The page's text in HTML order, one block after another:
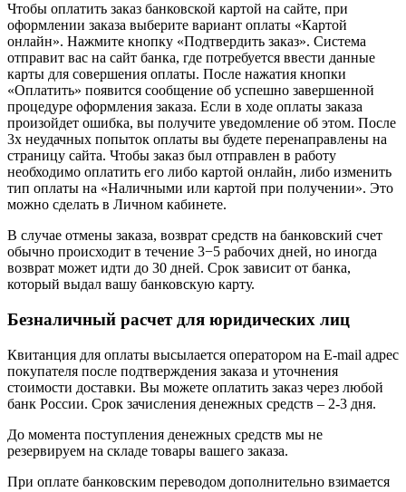
Чтобы оплатить заказ банковской картой на сайте, при
оформлении заказа выберите вариант оплаты «Картой
онлайн». Нажмите кнопку «Подтвердить заказ». Система
отправит вас на сайт банка, где потребуется ввести данные
карты для совершения оплаты. После нажатия кнопки
«Оплатить» появится сообщение об успешно завершенной
процедуре оформления заказа. Если в ходе оплаты заказа
произойдет ошибка, вы получите уведомление об этом. После
3х неудачных попыток оплаты вы будете перенаправлены на
страницу сайта. Чтобы заказ был отправлен в работу
необходимо оплатить его либо картой онлайн, либо изменить
тип оплаты на «Наличными или картой при получении». Это
можно сделать в Личном кабинете.
В случае отмены заказа, возврат средств на банковский счет
обычно происходит в течение 3−5 рабочих дней, но иногда
возврат может идти до 30 дней. Срок зависит от банка,
который выдал вашу банковскую карту.
Безналичный расчет для юридических лиц
Квитанция для оплаты высылается оператором на E-mail адрес
покупателя после подтверждения заказа и уточнения
стоимости доставки. Вы можете оплатить заказ через любой
банк России. Срок зачисления денежных средств – 2-3 дня.
До момента поступления денежных средств мы не
резервируем на складе товары вашего заказа.
При оплате банковским переводом дополнительно взимается